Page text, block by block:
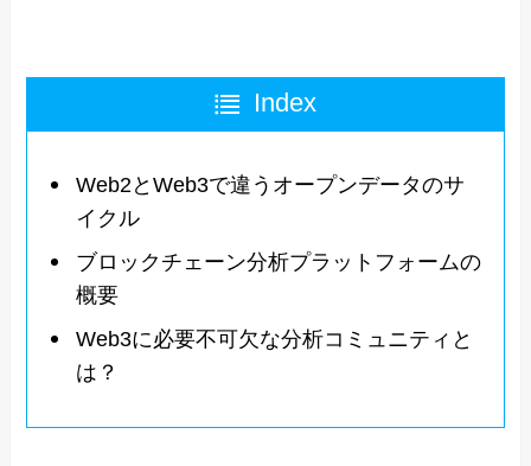
Index
Web2とWeb3で違うオープンデータのサ
イクル
ブロックチェーン分析プラットフォームの
概要
Web3に必要不可欠な分析コミュニティと
は？